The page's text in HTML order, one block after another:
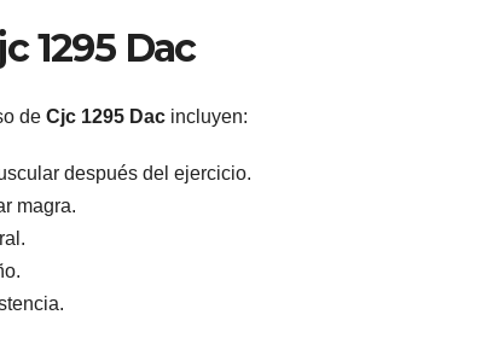
1295 Dac
de Cjc 1295 Dac incluyen:
después del ejercicio.
magra.